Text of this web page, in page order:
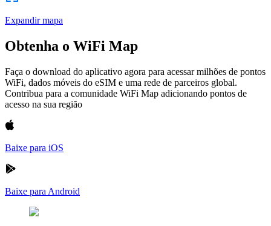
Expandir mapa
Obtenha o WiFi Map
Faça o download do aplicativo agora para acessar milhões de pontos
WiFi, dados móveis do eSIM e uma rede de parceiros global.
Contribua para a comunidade WiFi Map adicionando pontos de
acesso na sua região
Baixe para iOS
Baixe para Android